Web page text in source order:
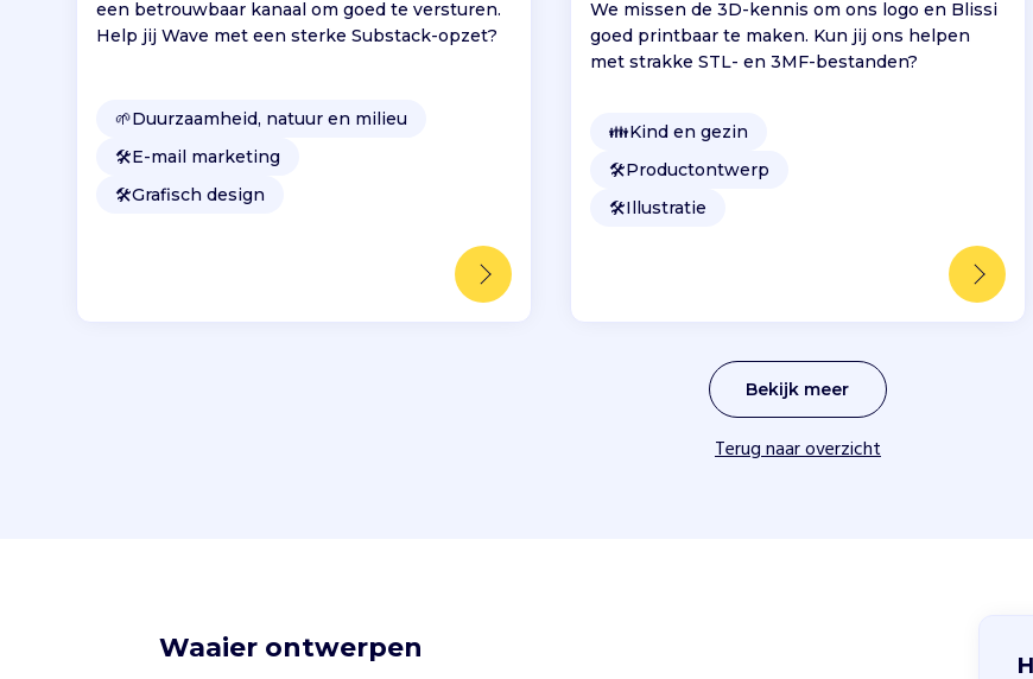
een betrouwbaar kanaal om goed te versturen.
Help jij Wave met een sterke Substack-opzet?
🌱Duurzaamheid, natuur en milieu
🛠️E-mail marketing
🛠️Grafisch design
We missen de 3D-kennis om ons logo en Blissi
goed printbaar te maken. Kun jij ons helpen
met strakke STL- en 3MF-bestanden?
👪Kind en gezin
🛠️Productontwerp
🛠️Illustratie
Bekijk meer
Terug naar overzicht
Waaier ontwerpen